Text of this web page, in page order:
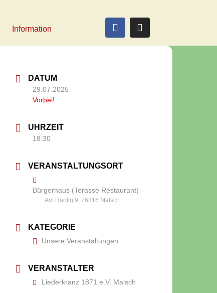
Information
DATUM
29.07.2025
Vorbei!
UHRZEIT
18:30
VERANSTALTUNGSORT
Bürgerhaus (Terasse Restaurant)
Am Hänfig 9, 76316 Malsch
KATEGORIE
Unsere Veranstaltungen
VERANSTALTER
Liederkranz 1871 e.V. Malsch